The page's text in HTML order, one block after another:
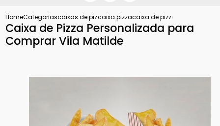
HomeCategoriascaixas de pizzacaixa pizzacaixa de pizza
Caixa de Pizza Personalizada para
Comprar Vila Matilde